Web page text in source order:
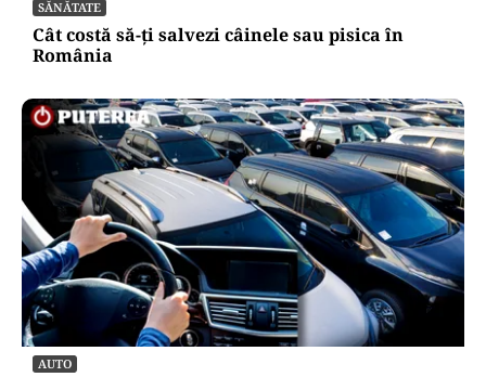
SĂNĂTATE
Cât costă să-ți salvezi câinele sau pisica în
România
AUTO